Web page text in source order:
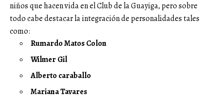
niños que hacen vida en el Club de la Guayiga, pero sobre
todo cabe destacar la integración de personalidades tales
como:
Rumardo Matos Colon
Wilmer Gil
Alberto caraballo
Mariana Tavares